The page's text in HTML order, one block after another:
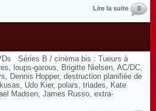
Lire la suite 0
Séries B / cinéma bis : Tueurs à
loups-garous, Brigitte Nielsen, AC/DC,
Dennis Hopper, destruction planifiée de
Udo Kier, polars, triades, Kate
Madsen, James Russo, extra-